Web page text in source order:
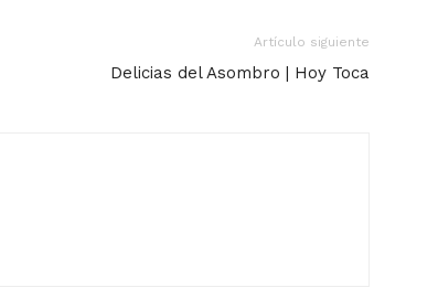
Artículo siguiente
Delicias del Asombro | Hoy Toca